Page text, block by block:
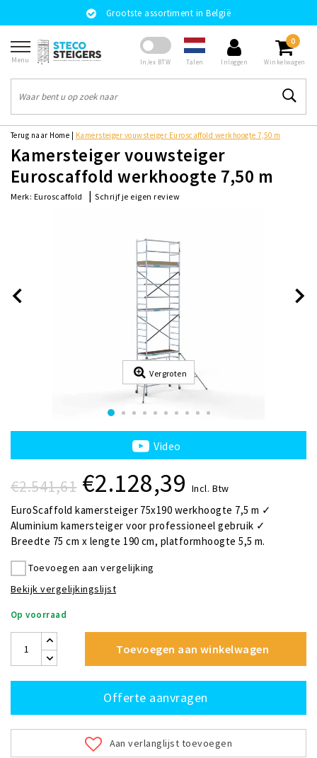
Grootste assortiment in België
Menu In/ex BTW Talen Inloggen
0
Winkelwagen
Terug naar Home Kamersteiger vouwsteiger Euroscaffold werkhoogte 7,50 m
Kamersteiger vouwsteiger
Euroscaffold werkhoogte 7,50 m
Merk: Euroscaffold |Schrijf je eigen review
Vergroten
Video
€2.541,61 €2.128,39 Incl. Btw
EuroScaffold kamersteiger 75x190 werkhoogte 7,5 m ✓
Aluminium kamersteiger voor professioneel gebruik ✓
Breedte 75 cm x lengte 190 cm, platformhoogte 5,5 m.
Toevoegen aan vergelijking
Bekijk vergelijkingslijst
Op voorraad
Toevoegen aan winkelwagen
Offerte aanvragen
Aan verlanglijst toevoegen